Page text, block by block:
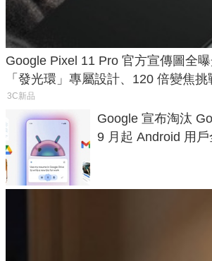
Google Pixel 11 Pro 官方宣傳圖全
「發光環」專屬設計、120 倍變焦
3C新品
Google 宣布淘汰
9 月起 Android 用